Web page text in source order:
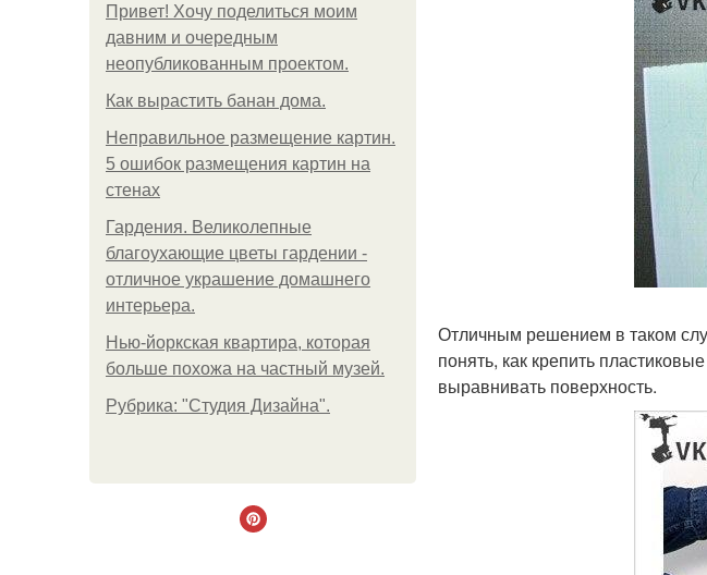
Привет! Хочу поделиться моим
давним и очередным
неопубликованным проектом.
Как вырастить банан дома.
Неправильное размещение картин.
5 ошибок размещения картин на
стенах
Гардения. Великолепные
благоухающие цветы гардении -
отличное украшение домашнего
интерьера.
Нью-йоркская квартира, которая
больше похожа на частный музей.
Рубрика: "Студия Дизайна".
Отличным решением в таком
понять, как крепить
выравнивать поверхность.